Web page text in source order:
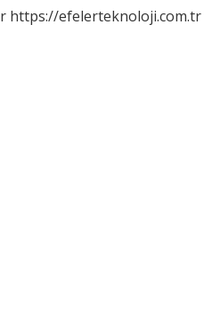
https://efelerteknoloji.com.tr